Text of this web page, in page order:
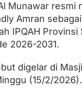
Munawar resmi
Amran
IPQAH Provinsi
2026-2031.
digelar di
(15/2/2026).